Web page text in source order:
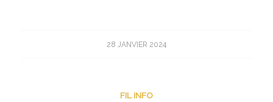
28 JANVIER 2024
FIL INFO